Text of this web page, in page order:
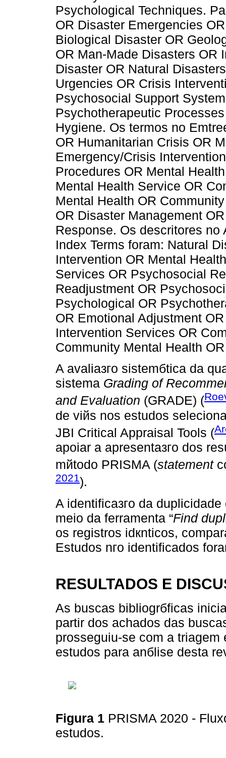
Psychological Techniques.
OR Disaster Emergencies
Biological Disaster OR
OR Man-Made Disasters OR
Disaster OR Natural
Urgencies OR Crisis
Psychosocial Support
Psychotherapeutic
Hygiene. Os termos no
OR Humanitarian Crisis OR
Emergency/Crisis
Procedures OR Mental
Mental Health Service OR
Mental Health OR
OR Disaster Management
Response. Os descritores
Index Terms foram: Natural
Intervention OR Mental
Services OR Psychosocial
Readjustment OR
Psychological OR
OR Emotional Adjustment
Intervention Services OR
Community Mental Health
A avaliaзгo sistemбtica da
sistema Grading of
and Evaluation (GRADE) (
de viйs nos estudos
JBI Critical Appraisal Tools (
apoiar a apresentaзгo dos
mйtodo PRISMA (statement
2021).
A identificaзгo da
meio da ferramenta “Find
os registros idкnticos,
Estudos nгo identificados
RESULTADOS E
As buscas bibliogrбficas
partir dos achados das
prosseguiu-se com a triagem
estudos para anбlise desta
Figura 1 PRISMA 2020 -
estudos.